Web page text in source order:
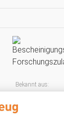
Bekannt aus: